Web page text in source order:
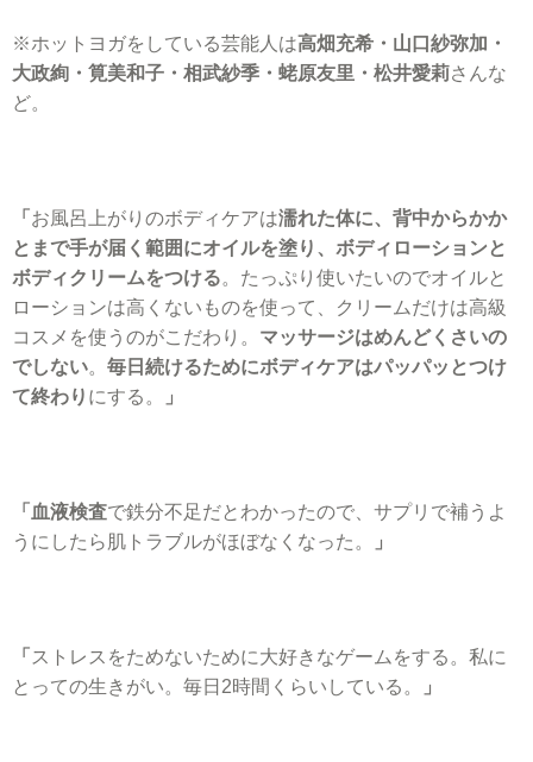
※ホットヨガをしている芸能人は高畑充希・山口紗弥加・
大政絢・筧美和子・相武紗季・蛯原友里・松井愛莉さんな
ど。
「 お風呂上がりのボディケアは濡れた体に、背中からかか
とまで手が届く範囲にオイルを塗り、ボディローションと
ボディクリームをつける。たっぷり使いたいのでオイルと
ローションは高くないものを使って、クリームだけは高級
コスメを使うのがこだわり。 マッサージはめんどくさいの
でしない。 毎日続けるためにボディケアはパッパッとつけ
て終わり にする。 」
「血液検査で鉄分不足だとわかったので、サプリで補うよ
うにしたら肌トラブルがほぼなくなった。
」
「 ストレスをためないために大好きなゲームをする。私に
とっての生きがい。毎日2時間くらいしている。
」